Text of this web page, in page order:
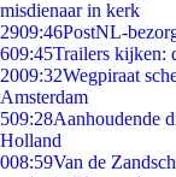
misdienaar in kerk
2909:46PostNL-
609:45Trailers kijken:
2009:32Wegpiraat
Amsterdam
509:28Aanhoudende
Holland
008:59Van de